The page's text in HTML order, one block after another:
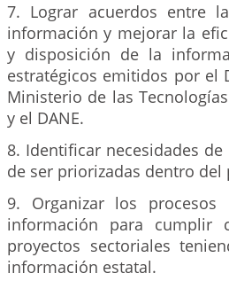
7. Lograr acuerdos entre
información y mejorar la
y disposición de la
estratégicos emitidos por el
Ministerio de las
y el DANE.
8. Identificar necesidades
de ser priorizadas dentro
9. Organizar los
información para cumplir
proyectos sectoriales
información estatal.